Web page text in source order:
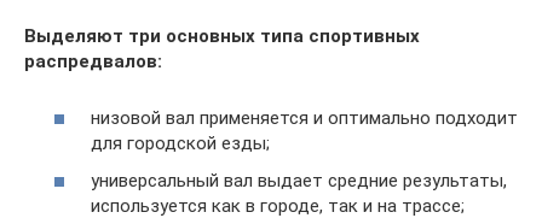
Выделяют три основных типа спортивных
распредвалов:
низовой вал применяется и оптимально подходит
для городской езды;
универсальный вал выдает средние результаты,
используется как в городе, так и на трассе;